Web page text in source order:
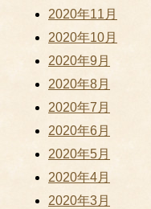
2020年11月
2020年10月
2020年9月
2020年8月
2020年7月
2020年6月
2020年5月
2020年4月
2020年3月